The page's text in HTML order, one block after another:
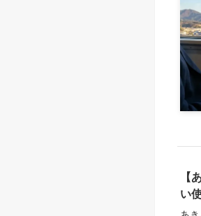
【
い